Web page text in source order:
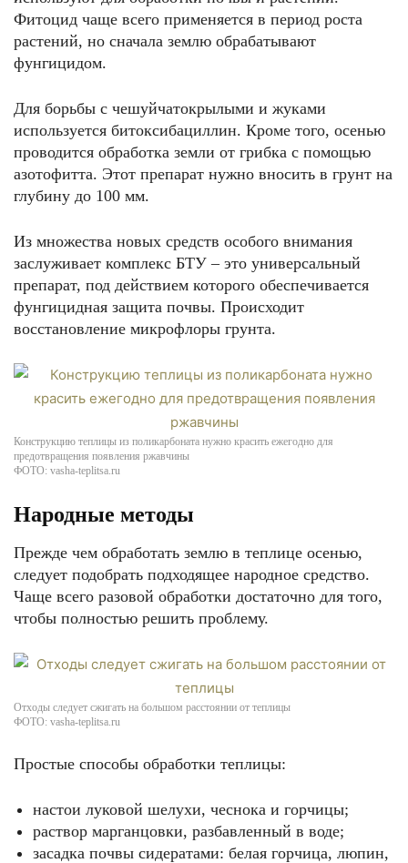
Фитоцид чаще всего применяется в период роста
растений, но сначала землю обрабатывают
фунгицидом.
Для борьбы с чешуйчатокрылыми и жуками
используется битоксибациллин. Кроме того, осенью
проводится обработка земли от грибка с помощью
азотофитта. Этот препарат нужно вносить в грунт на
глубину до 100 мм.
Из множества новых средств особого внимания
заслуживает комплекс БТУ – это универсальный
препарат, под действием которого обеспечивается
фунгицидная защита почвы. Происходит
восстановление микрофлоры грунта.
Конструкцию теплицы из поликарбоната нужно красить ежегодно для
предотвращения появления ржавчины
ФОТО: vasha-teplitsa.ru
Народные методы
Прежде чем обработать землю в теплице осенью,
следует подобрать подходящее народное средство.
Чаще всего разовой обработки достаточно для того,
чтобы полностью решить проблему.
Отходы следует сжигать на большом расстоянии от теплицы
ФОТО: vasha-teplitsa.ru
Простые способы обработки теплицы:
настои луковой шелухи, чеснока и горчицы;
раствор марганцовки, разбавленный в воде;
засадка почвы сидератами: белая горчица, люпин,